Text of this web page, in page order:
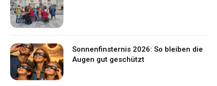
Sonnenfinsternis 2026: So bleiben die
Augen gut geschützt